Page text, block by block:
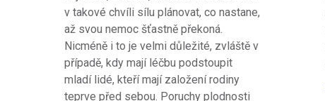
v takové chvíli sílu plánovat, co nastane,
až svou nemoc šťastně překoná.
Nicméně i to je velmi důležité, zvláště v
případě, kdy mají léčbu podstoupit
mladí lidé, kteří mají založení rodiny
teprve před sebou. Poruchy plodnosti